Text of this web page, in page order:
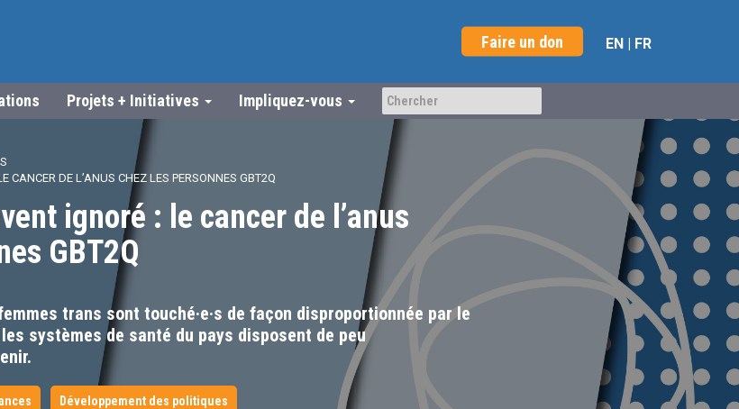
Faire un don EN | FR
Projets + Initiatives Impliquez-vous
CANCER DE L’ANUS CHEZ LES PERSONNES GBT2Q
ignoré : le cancer de l’anus
GBT2Q
trans sont touché·e·s de façon disproportionnée par le
systèmes de santé du pays disposent de peu
Développement des politiques